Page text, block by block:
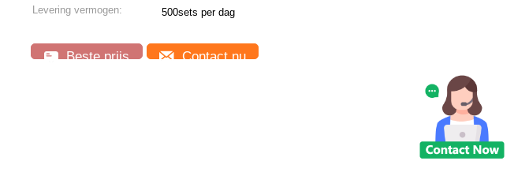
Levering vermogen: 500sets per dag
Beste prijs Contact nu